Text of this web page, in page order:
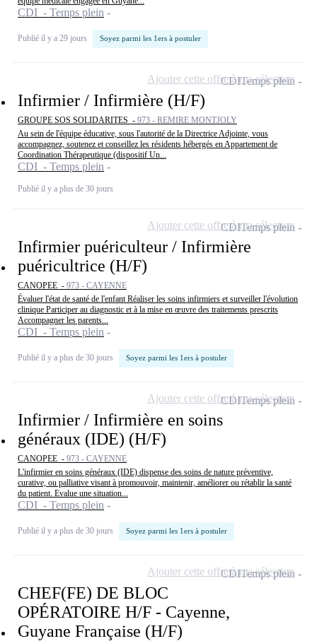
CDI - Temps plein
Publié il y a 29 jours Soyez parmi les 1ers à postuler
Infirmier / Infirmière (H/F)
GROUPE SOS SOLIDARITES - 973 - REMIRE MONTJOLY
Au sein de l'équipe éducative, sous l'autorité de la Directrice Adjointe, vous
accompagnez, soutenez et conseillez les résidents hébergés en Appartement de
Coordination Thérapeutique (dispositif Un...
CDI - Temps plein
Publié il y a plus de 30 jours
CDITemps plein
Ajouter cette offre à ma sélection
Infirmier puériculteur / Infirmière
puéricultrice (H/F)
CANOPEE - 973 - CAYENNE
Évaluer l'état de santé de l'enfant Réaliser les soins infirmiers et surveiller l'évolution
clinique Participer au diagnostic et à la mise en œuvre des traitements prescrits
Accompagner les parents...
CDI - Temps plein
Publié il y a plus de 30 jours Soyez parmi les 1ers à postuler
CDITemps plein
Ajouter cette offre à ma sélection
Infirmier / Infirmière en soins
généraux (IDE) (H/F)
CANOPEE - 973 - CAYENNE
L'infirmier en soins généraux (IDE) dispense des soins de nature préventive,
curative, ou palliative visant à promouvoir, maintenir, améliorer ou rétablir la santé
du patient. Evalue une situation...
CDI - Temps plein
Publié il y a plus de 30 jours Soyez parmi les 1ers à postuler
CDITemps plein
Ajouter cette offre à ma sélection
CHEF(FE) DE BLOC
OPÉRATOIRE H/F - Cayenne,
Guyane Française (H/F)
CDITemps plein
Ajouter cette offre à ma sélection